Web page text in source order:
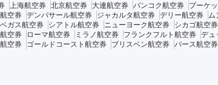
上海航空券 北京航空券 大連航空券 バンコク航空券 プーケ
空券 デンパサール航空券 ジャカルタ航空券 デリー航空券 ム
ガス航空券 シアトル航空券 ニューヨーク航空券 シカゴ航空券
空券 ローマ航空券 ミラノ航空券 フランクフルト航空券 デュ
空券 ゴールドコースト航空券 ブリスベン航空券 パース航空券